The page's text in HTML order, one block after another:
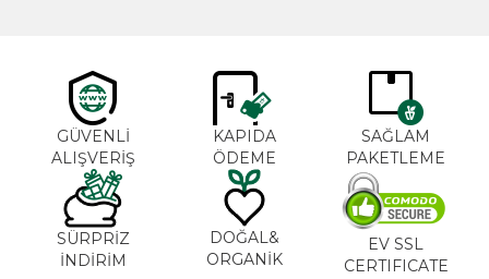
GÜVENLİ
ALIŞVERİŞ
KAPIDA
ÖDEME
SAĞLAM
PAKETLEME
SÜRPRİZ
İNDİRİM
DOĞAL&
ORGANİK
EV SSL
CERTIFICATE